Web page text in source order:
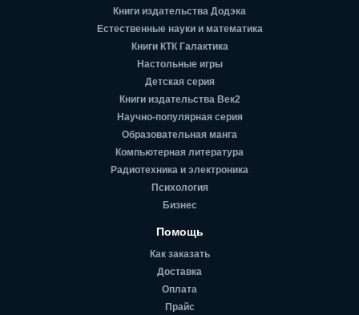
Книги издательства Додэка
Естественные науки и математика
Книги КТК Галактика
Настольные игры
Детская серия
Книги издательства Век2
Научно-популярная серия
Образовательная манга
Компьютерная литература
Радиотехника и электроника
Психология
Бизнес
Помощь
Как заказать
Доставка
Оплата
Прайс